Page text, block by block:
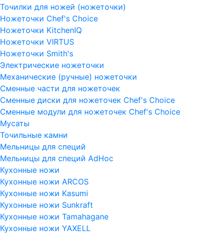
Точилки для ножей (ножеточки)
Ножеточки Chef's Choice
Ножеточки KitchenIQ
Ножеточки VIRTUS
Ножеточки Smith's
Электрические ножеточки
Механические (ручные) ножеточки
Сменные части для ножеточек
Сменные диски для ножеточек Chef's Choice
Сменные модули для ножеточек Chef's Choice
Мусаты
Точильные камни
Мельницы для специй
Мельницы для специй AdHoc
Кухонные ножи
Кухонные ножи ARCOS
Кухонные ножи Kasumi
Кухонные ножи Sunkraft
Кухонные ножи Tamahagane
Кухонные ножи YAXELL